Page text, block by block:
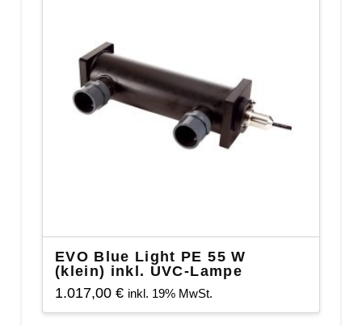
EVO Blue Light PE 55 W
(klein) inkl. UVC-Lampe
1.017,00 € inkl. 19% MwSt.